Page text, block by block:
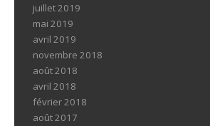
juillet 2019
mai 2019
avril 2019
novembre 2018
août 2018
avril 2018
février 2018
août 2017